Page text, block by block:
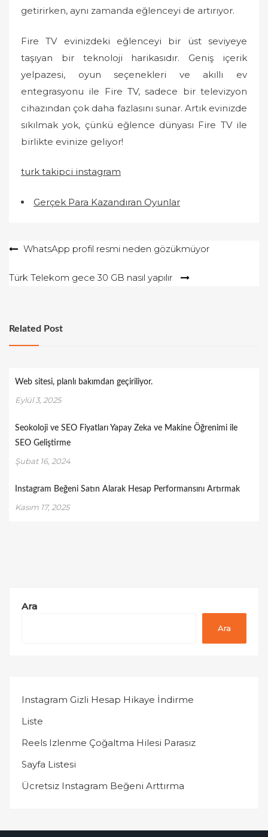
getirirken, aynı zamanda eğlenceyi de artırıyor.
Fire TV evinizdeki eğlenceyi bir üst seviyeye
taşıyan bir teknoloji harikasıdır. Geniş içerik
yelpazesi, oyun seçenekleri ve akıllı ev
entegrasyonu ile Fire TV, sadece bir televizyon
cihazından çok daha fazlasını sunar. Artık evinizde
sıkılmak yok, çünkü eğlence dünyası Fire TV ile
birlikte evinize geliyor!
turk takipci instagram
Gerçek Para Kazandıran Oyunlar
YazıWhatsApp profil resmi neden gözükmüyor
Türk Telekom gece 30 GB nasıl yapılır
Related Post
Web sitesi, planlı bakımdan geçiriliyor.
Eylül 3, 2025
Seokoloji ve SEO Fiyatları Yapay Zeka ve Makine Öğrenimi ile
SEO Geliştirme
Şubat 16, 2024
Instagram Beğeni Satın Alarak Hesap Performansını Artırmak
Kasım 17, 2025
Ara
Ara
Instagram Gizli Hesap Hikaye İndirme
Liste
Reels Izlenme Çoğaltma Hilesi Parasız
Sayfa Listesi
Ücretsiz Instagram Beğeni Arttırma